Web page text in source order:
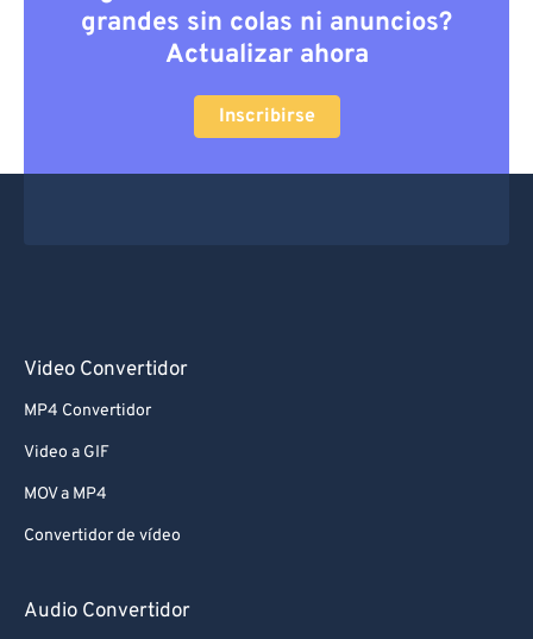
grandes sin colas ni anuncios?
Actualizar ahora
Inscribirse
Video Convertidor
MP4 Convertidor
Video a GIF
MOV a MP4
Convertidor de vídeo
Audio Convertidor